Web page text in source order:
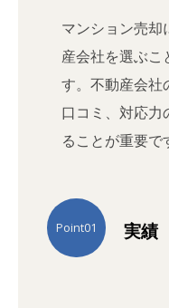
マンション売却
産会社を選ぶこ
す。不動産会社
口コミ、対応力
ることが重要で
実績
Point01